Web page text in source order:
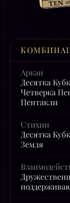
Аркан
Десятка
Четверка
Пентакли
Стихии
Десятка
Земля